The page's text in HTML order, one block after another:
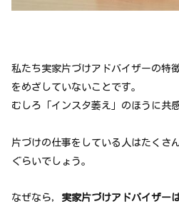
私たち実家片づけアドバイザーの特
をめざしていないことです。
むしろ「インスタ萎え」のほうに共
片づけの仕事をしている人はたくさ
ぐらいでしょう。
なぜなら， 実家片づけアドバイザーは